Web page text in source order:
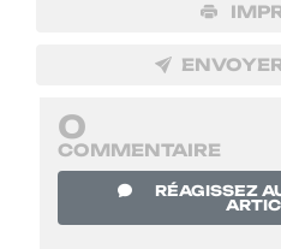
0
COMMENTAIRE
RÉAGISSEZ